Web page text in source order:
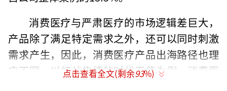
消费医疗与严肃医疗的市场逻辑差巨大，
产品除了满足特定需求之外，还可以同时刺激
需求产生，因此，消费医疗产品出海路径也理
应不同。以初战告捷的时代天使为例，消费医
点击查看全文(剩余93%)